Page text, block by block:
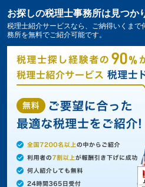
ファンド業界に強い福山市
事務所の一覧2件掲載中
お探しの税理士事務所は見つか
税理士紹介サービスなら、ご納得いくまで
務所を無料でご紹介可能です。